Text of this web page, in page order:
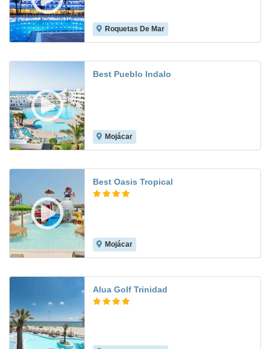
Roquetas De Mar
Best Pueblo Indalo
Mojácar
Best Oasis Tropical
Mojácar
Alua Golf Trinidad